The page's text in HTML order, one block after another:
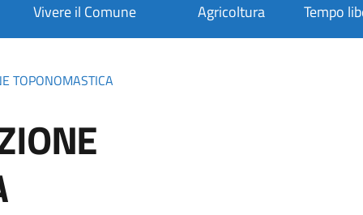
Vivere il Comune Agricoltura Tempo
TOPONOMASTICA